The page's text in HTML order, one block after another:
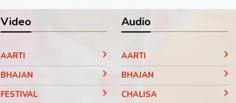
Video
AARTI
BHAJAN
FESTIVAL
Audio
AARTI
BHAJAN
CHALISA